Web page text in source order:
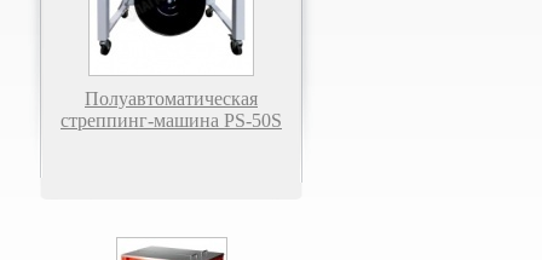
Полуавтоматическая
стреппинг-машина PS-50S